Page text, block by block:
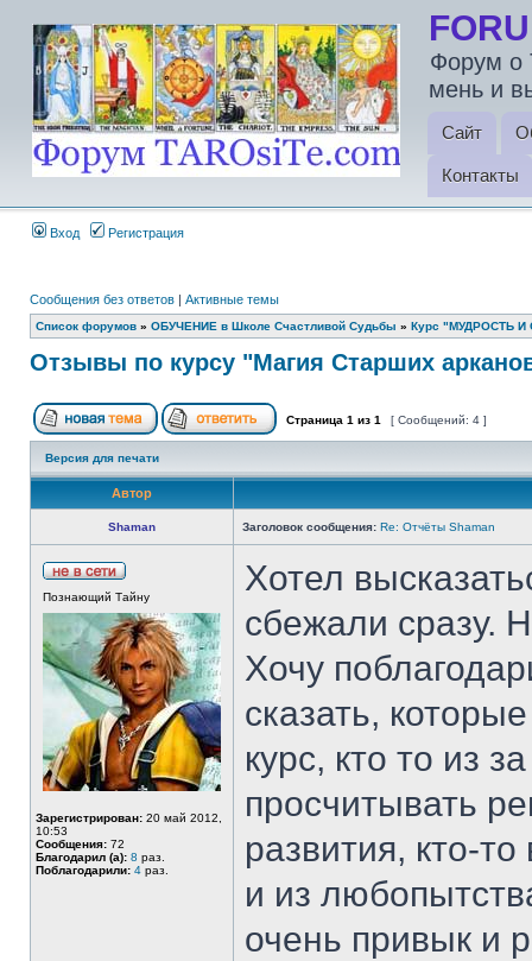
Форум о
мень и
Сайт
Контакты
Вход Регистрация
Сообщения без ответов | Активные темы
Список форумов » ОБУЧЕНИЕ в Школе Счастливой Судьбы » Курс "МУДРОСТЬ
Отзывы по курсу "Магия Старших
Страница 1 из 1 [ Сообщений: 4 ]
Версия для печати
Автор
Shaman Заголовок сообщения: Re: Отчёты Shaman
Познающий Тайну
Зарегистрирован: 20 май 2012,
10:53
Сообщения: 72
Благодарил (а): 8 раз.
Поблагодарили: 4 раз.
Хотел
сбежали сразу.
Хочу
сказать,
курс, кто то из
просчитывать
развития, кто-
и из
очень привык и